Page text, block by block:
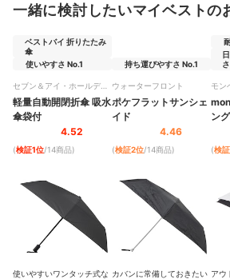
一緒に検討したいマイベストの
ベストバイ 折りたたみ
傘
使いやすさ No.1
セブン＆アイ・ホールディ
ングス
軽量自動開閉折傘 吸水
傘袋付
4.52
(検証1位/14商品)
使いやすいワンタッチ式な
持ち運びやすさ No.1
ウォーターフロント
ポケフラットサンシェ
イド
4.46
(検証2位/14商品)
カバンに常備しておきたい
モン
ン
ン
(検
アウ